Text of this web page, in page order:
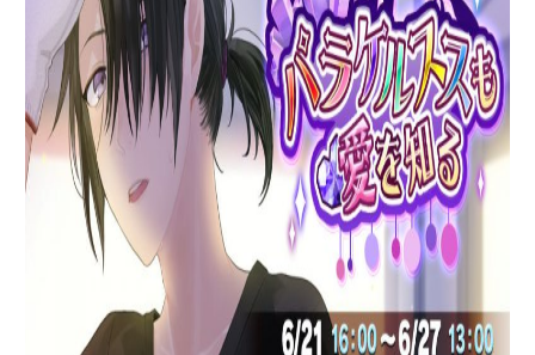
ギャラリー